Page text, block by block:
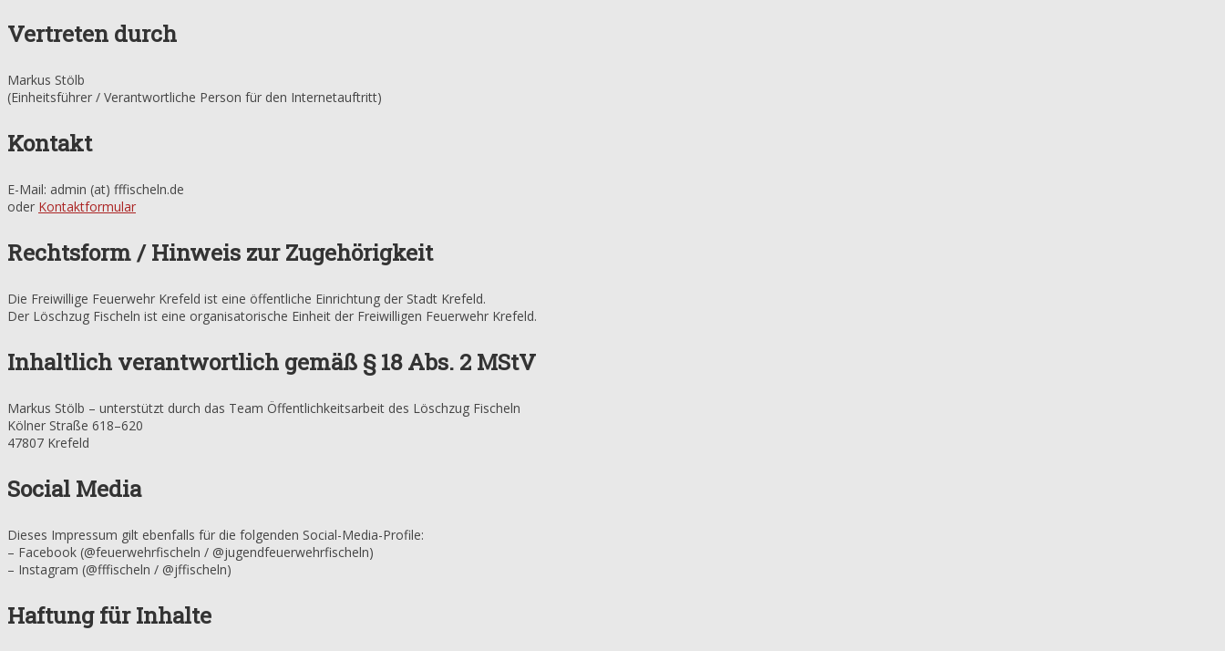
Vertreten durch
Markus Stölb
(Einheitsführer / Verantwortliche Person für den Internetauftritt)
Kontakt
E-Mail: admin (at) fffischeln.de
oder Kontaktformular
Rechtsform / Hinweis zur Zugehörigkeit
Die Freiwillige Feuerwehr Krefeld ist eine öffentliche Einrichtung der Stadt Krefeld.
Der Löschzug Fischeln ist eine organisatorische Einheit der Freiwilligen Feuerwehr Krefeld.
Inhaltlich verantwortlich gemäß § 18 Abs. 2 MStV
Markus Stölb – unterstützt durch das Team Öffentlichkeitsarbeit des Löschzug Fischeln
Kölner Straße 618–620
47807 Krefeld
Social Media
Dieses Impressum gilt ebenfalls für die folgenden Social-Media-Profile:
– Facebook (@feuerwehrfischeln / @jugendfeuerwehrfischeln)
– Instagram (@fffischeln / @jffischeln)
Haftung für Inhalte